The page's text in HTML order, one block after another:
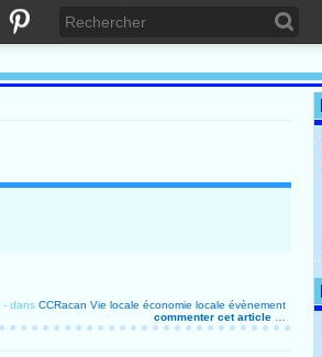
-dans CCRacan Vie locale économie locale évènement
commenter cet article